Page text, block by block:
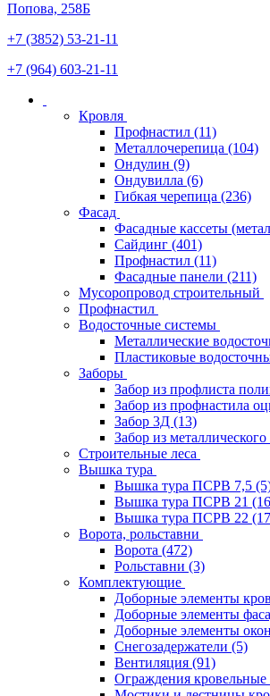
Попова, 258Б
+7 (3852) 53-21-11
+7 (964) 603-21-11
Кровля
Профнастил (11)
Металлочерепица (104)
Ондулин (9)
Ондувилла (6)
Гибкая черепица (236)
Фасад
Фасадные кассеты
Сайдинг (401)
Профнастил (11)
Фасадные панели (211)
Мусоропровод строительный
Профнастил
Водосточные системы
Металлические
Пластиковые
Заборы
Забор из профлиста
Забор из профнастила
Забор 3Д (13)
Забор из
Строительные леса
Вышка тура
Вышка тура ПСРВ 7,5
Вышка тура ПСРВ 21
Вышка тура ПСРВ 22
Ворота, рольставни
Ворота (472)
Рольставни (3)
Комплектующие
Доборные элементы
Доборные элементы
Доборные элементы окон
Снегозадержатели (5)
Вентиляция (91)
Ограждения кровельные